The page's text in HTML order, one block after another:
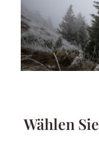
Wählen